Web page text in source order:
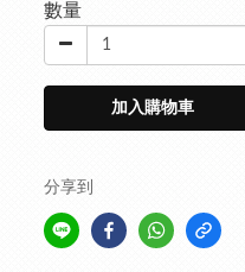
數量
加入購物車
分享到